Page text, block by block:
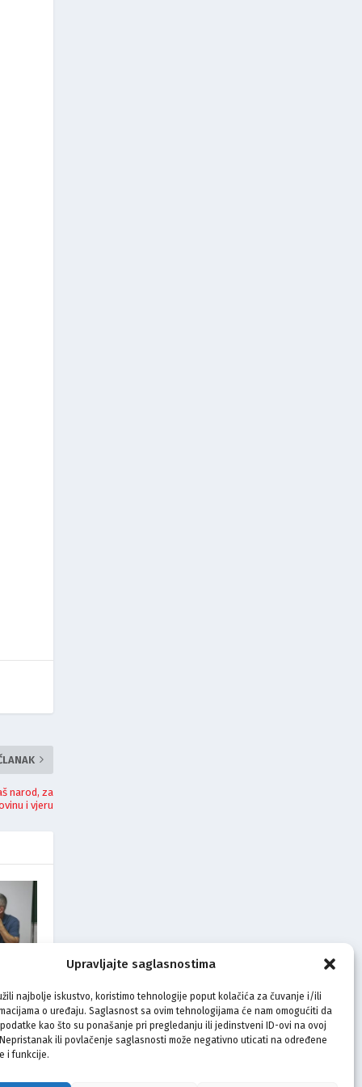
Upravljajte saglasnostima
najbolje iskustvo, koristimo tehnologije poput kolačića za čuvanje i/ili
o uređaju. Saglasnost sa ovim tehnologijama će nam omogućiti da
kao što su ponašanje pri pregledanju ili jedinstveni ID-ovi na ovoj
ili povlačenje saglasnosti može negativno uticati na određene
i funkcije.
narod, za
i vjeru
i